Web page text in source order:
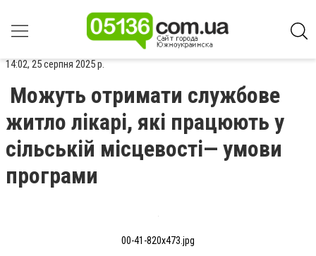
14:02, 25 серпня 2025 р.
Можуть отримати службове
житло лікарі, які працюють у
сільській місцевості— умови
програми
00-41-820x473.jpg